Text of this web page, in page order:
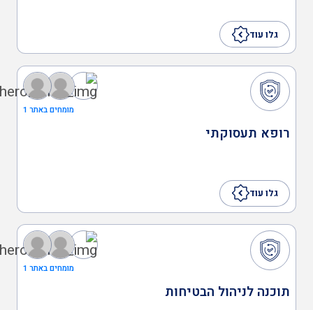
גלו עוד
מומחים באתר 1
רופא תעסוקתי
גלו עוד
מומחים באתר 1
תוכנה לניהול הבטיחות